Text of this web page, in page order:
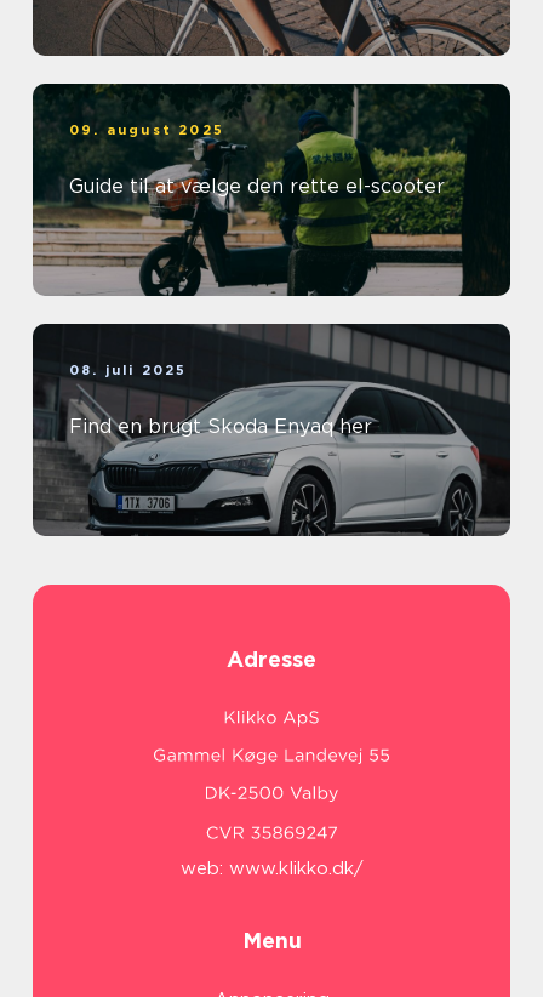
09. august 2025
Guide til at vælge den rette el-scooter
08. juli 2025
Find en brugt Skoda Enyaq her
Adresse
web: www.klikko.dk/
Menu